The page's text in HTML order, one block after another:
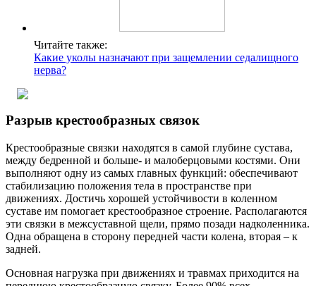
Читайте также:
Какие уколы назначают при защемлении седалищного
нерва?
Разрыв крестообразных связок
Крестообразные связки находятся в самой глубине сустава,
между бедренной и больше- и малоберцовыми костями. Они
выполняют одну из самых главных функций: обеспечивают
стабилизацию положения тела в пространстве при
движениях. Достичь хорошей устойчивости в коленном
суставе им помогает крестообразное строение. Располагаются
эти связки в межсуставной щели, прямо позади надколенника.
Одна обращена в сторону передней части колена, вторая – к
задней.
Основная нагрузка при движениях и травмах приходится на